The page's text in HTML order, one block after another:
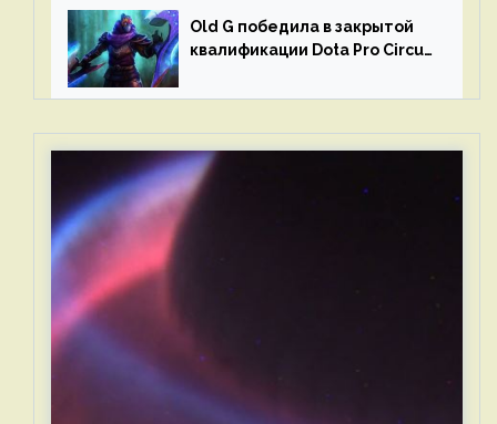
Old G победила в закрытой
квалификации Dota Pro Circuit